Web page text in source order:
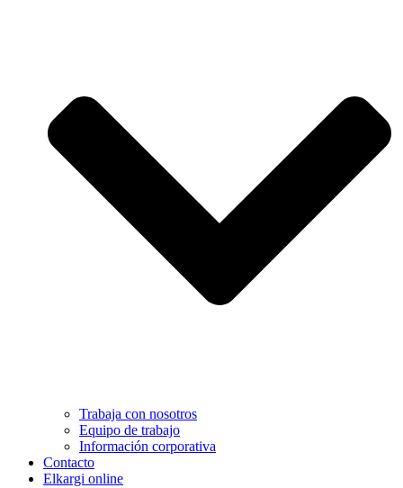
Trabaja con nosotros
Equipo de trabajo
Información corporativa
Contacto
Elkargi online